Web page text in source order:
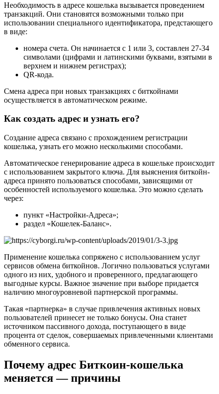
Необходимость в адресе кошелька вызывается проведением
транзакций. Они становятся возможными только при
использовании специального идентификатора, предстающего
в виде:
номера счета. Он начинается с 1 или 3, составлен 27-34
символами (цифрами и латинскими буквами, взятыми в
верхнем и нижнем регистрах);
QR-кода.
Смена адреса при новых транзакциях с биткойнами
осуществляется в автоматическом режиме.
Как создать адрес и узнать его?
Создание адреса связано с прохождением регистрации
кошелька, узнать его можно несколькими способами.
Автоматическое генерирование адреса в кошельке происходит
с использованием закрытого ключа. Для выяснения биткойн-
адреса принято пользоваться способами, зависящими от
особенностей используемого кошелька. Это можно сделать
через:
пункт «Настройки-Адреса»;
раздел «Кошелек-Баланс».
Применение кошелька сопряжено с использованием услуг
сервисов обмена биткойнов. Логично пользоваться услугами
одного из них, удобного и проверенного, предлагающего
выгодные курсы. Важное значение при выборе придается
наличию многоуровневой партнерской программы.
Такая «партнерка» в случае привлечения активных новых
пользователей принесет не только бонусы. Она станет
источником пассивного дохода, поступающего в виде
процента от сделок, совершаемых привлеченными клиентами
обменного сервиса.
Почему адрес Биткоин-кошелька
меняется — причины